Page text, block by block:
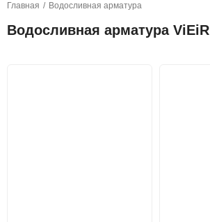
Главная / Водосливная арматура
Водосливная арматура ViEiR